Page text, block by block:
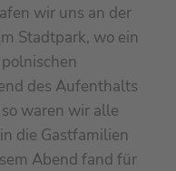
wir uns an der
Stadtpark, wo ein
des Aufenthalts
waren wir alle
die Gastfamilien
Abend fand für